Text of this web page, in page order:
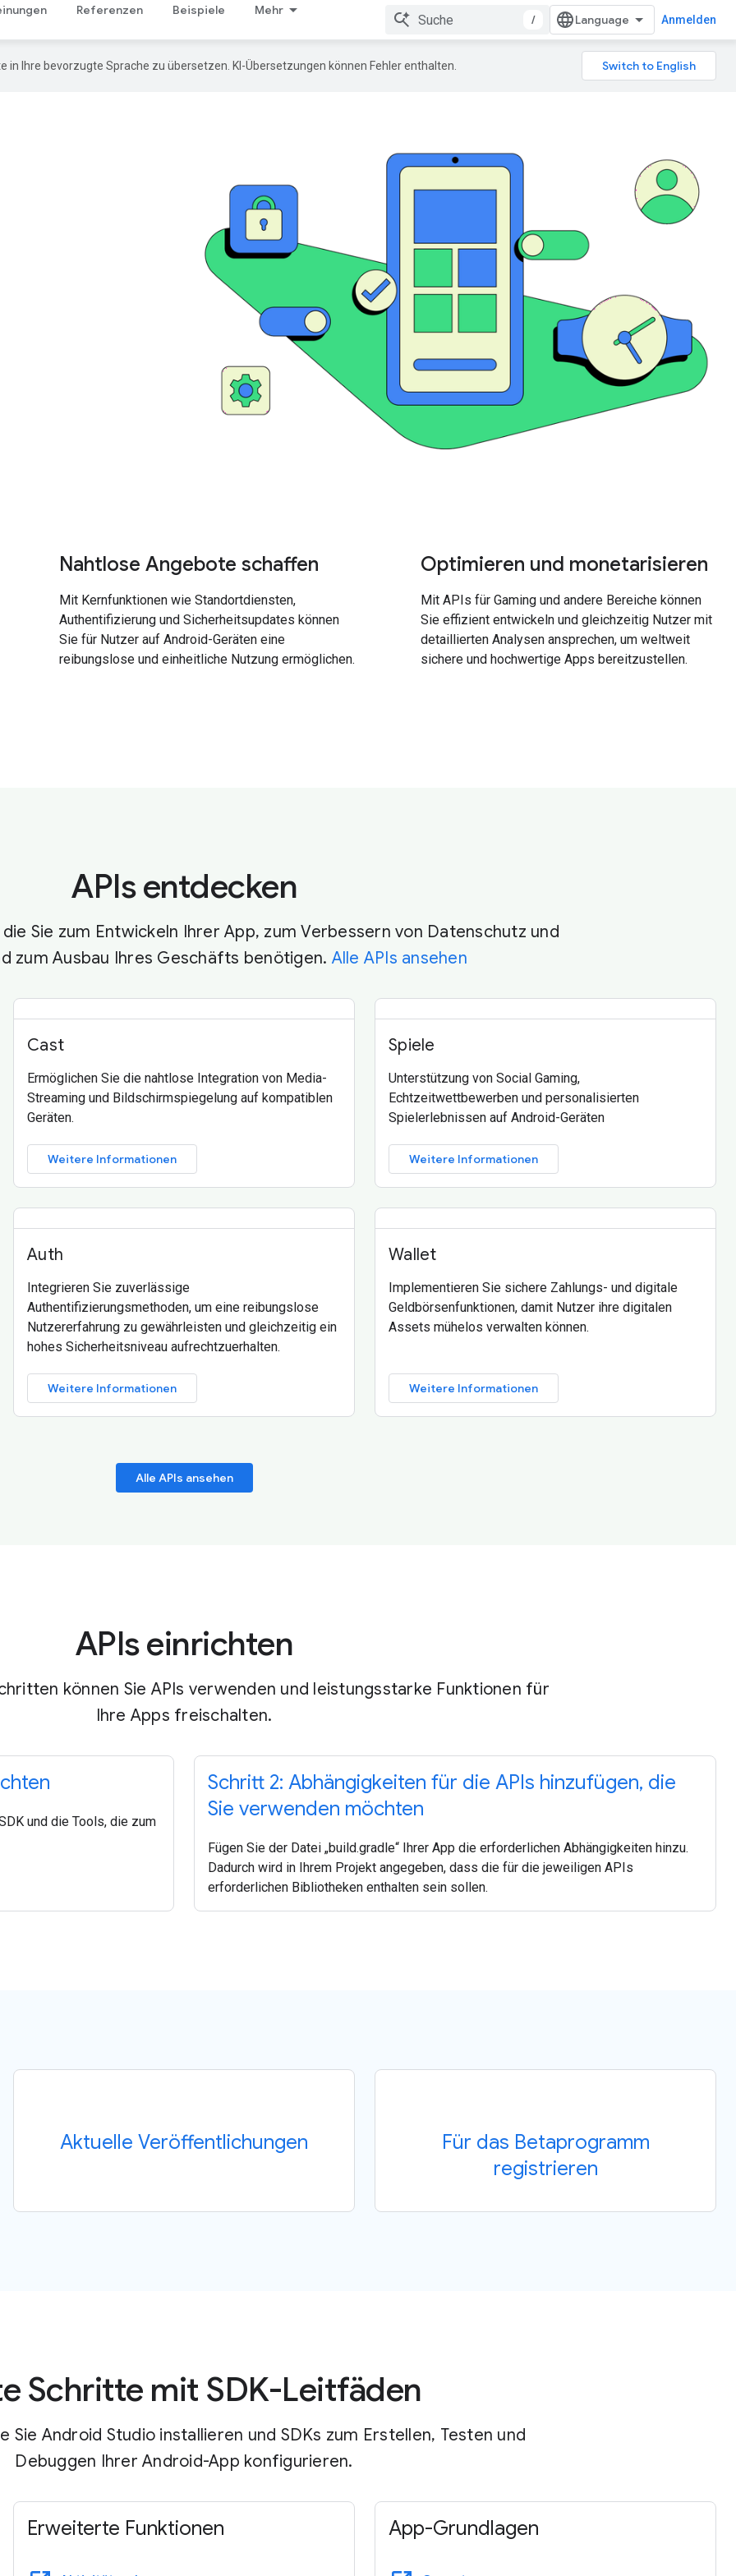
Referenzen Beispiele Mehr
/ Anmelden
in Ihre bevorzugte Sprache zu übersetzen. KI-Übersetzungen können Fehler enthalten.
Nahtlose Angebote schaffen
Mit Kernfunktionen wie Standortdiensten,
Authentifizierung und Sicherheitsupdates können
Sie für Nutzer auf Android-Geräten eine
reibungslose und einheitliche Nutzung ermöglichen.
Optimieren und monetarisieren
Mit APIs für Gaming und andere Bereiche können
Sie effizient entwickeln und gleichzeitig Nutzer mit
detaillierten Analysen ansprechen, um weltweit
sichere und hochwertige Apps bereitzustellen.
APIs entdecken
die Sie zum Entwickeln Ihrer App, zum Verbessern von Datenschutz und
zum Ausbau Ihres Geschäfts benötigen. Alle APIs ansehen
Cast
Ermöglichen Sie die nahtlose Integration von Media-
Streaming und Bildschirmspiegelung auf kompatiblen
Geräten.
Weitere Informationen
Spiele
Unterstützung von Social Gaming,
Echtzeitwettbewerben und personalisierten
Spielerlebnissen auf Android-Geräten
Weitere Informationen
Auth
Integrieren Sie zuverlässige
Authentifizierungsmethoden, um eine reibungslose
Nutzererfahrung zu gewährleisten und gleichzeitig ein
hohes Sicherheitsniveau aufrechtzuerhalten.
Weitere Informationen
Wallet
Implementieren Sie sichere Zahlungs- und digitale
Geldbörsenfunktionen, damit Nutzer ihre digitalen
Assets mühelos verwalten können.
Weitere Informationen
Alle APIs ansehen
APIs einrichten
können Sie APIs verwenden und leistungsstarke Funktionen für
Ihre Apps freischalten.
und die Tools, die zum
Schritt 2: Abhängigkeiten für die APIs hinzufügen, die
Sie verwenden möchten
Fügen Sie der Datei „build.gradle“ Ihrer App die erforderlichen Abhängigkeiten hinzu.
Dadurch wird in Ihrem Projekt angegeben, dass die für die jeweiligen APIs
erforderlichen Bibliotheken enthalten sein sollen.
Aktuelle Veröffentlichungen
Für das Betaprogramm
registrieren
Schritte mit SDK-Leitfäden
Sie Android Studio installieren und SDKs zum Erstellen, Testen und
Debuggen Ihrer Android-App konfigurieren.
Erweiterte Funktionen App-Grundlagen